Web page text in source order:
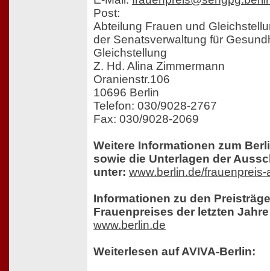
Post:
Abteilung Frauen und
der Senatsverwaltung für
Gleichstellung
Z. Hd. Alina Zimmermann
Oranienstr.106
10696 Berlin
Telefon: 030/9028-2767
Fax: 030/9028-2069
Weitere Informationen zum
sowie die Unterlagen der
unter: www.berlin.de/
Informationen zu den
Frauenpreises der letzten
www.berlin.de
Weiterlesen auf AVIVA-Berlin: